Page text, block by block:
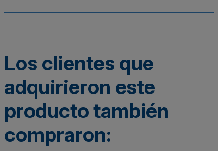
Los clientes que
adquirieron este
producto también
compraron: